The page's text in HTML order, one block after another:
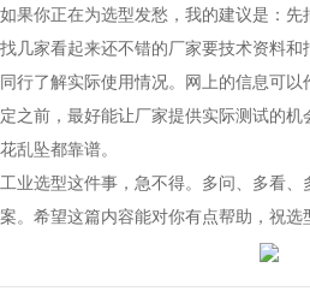
如果你正在为选型发愁，我的建议是：
找几家看起来还不错的厂家要技术资料
同行了解实际使用情况。网上的信息可
定之前，最好能让厂家提供实际测试的
花乱坠都靠谱。
工业选型这件事，急不得。多问、多看
案。希望这篇内容能对你有点帮助，祝选